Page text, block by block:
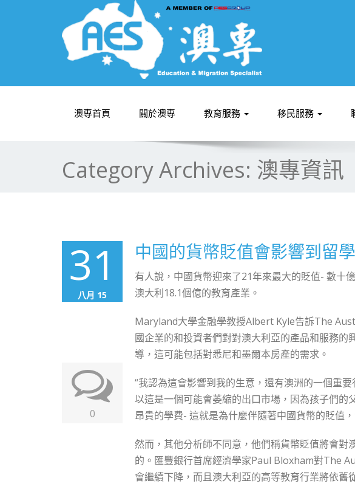
澳專首頁 關於澳專 教育服務 移民服務
Category Archives: 澳專資訊
31
八月 15
0
中國的貨幣貶值會影響到留
有人說，中國貨幣迎來了21年來最大的貶值- 數十
澳大利18.1個億的教育產業。
Maryland大學金融學教授Albert Kyle告訴The
國企業的和投資者們對對澳大利亞的產品和服務
導，這可能包括對悉尼和墨爾本房產的需求。
“我認為這會影響到我的生意，還有澳洲的一個重
以這是一個可能會萎縮的出口市場，因為孩子們的
昂貴的學費- 這就是為什麼伴隨著中國貨幣的貶值
然而，其他分析師不同意，他們稱貨幣貶值將會對
的。匯豐銀行首席經濟學家Paul Bloxham對The
會繼續下降，而且澳大利亞的高等教育行業將依舊